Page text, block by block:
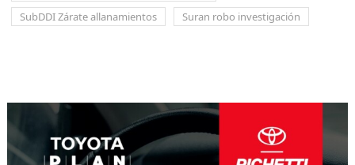
SubDDI Zárate allanamientos
Suran robo investigación
entradas